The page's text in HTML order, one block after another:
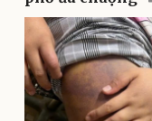
Nhi khoa
Nam khoa
Làm đẹp - giảm cân
Phòng mạch online
Ăn sạch sống khỏe